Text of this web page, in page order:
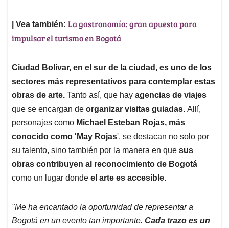
| Vea también: La gastronomía: gran apuesta para
impulsar el turismo en Bogotá
Ciudad Bolívar, en el sur de la ciudad, es uno de los
sectores más representativos para contemplar estas
obras de arte. Tanto así, que hay agencias de viajes
que se encargan de organizar visitas guiadas. Allí,
personajes como Michael Esteban Rojas, más
conocido como 'May Rojas', se destacan no solo por
su talento, sino también por la manera en que sus
obras contribuyen al reconocimiento de Bogotá
como un lugar donde el arte es accesible.
"Me ha encantado la oportunidad de representar a
Bogotá en un evento tan importante. Cada trazo es un